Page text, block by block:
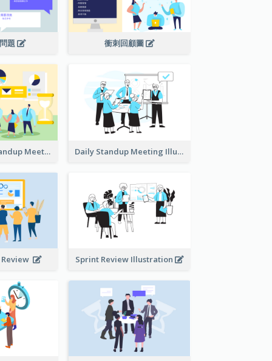
題 衝刺回顧圖
Daily Scrum Standup Meeting Illustration Daily Standup Meeting Illustration
Review Sprint Review Illustration